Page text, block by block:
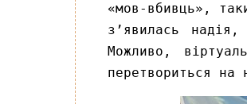
«мов-вбивць»,
з’явилась
Можливо,
перетвориться